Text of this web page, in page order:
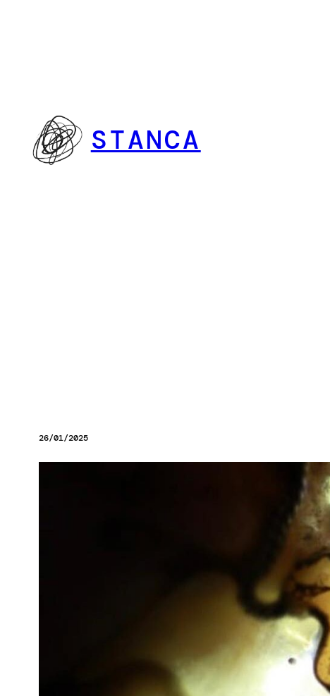
STANCA
26/01/2025